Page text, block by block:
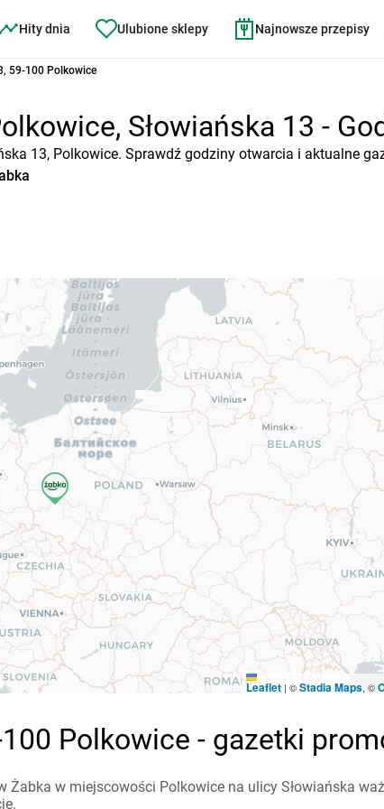
Hity dnia Ulubione sklepy Najnowsze przepisy
59-100 Polkowice
Słowiańska 13 -
13, Polkowice. Sprawdź godziny otwarcia i aktualne
Leaflet | ©Stadia Maps, ©
Polkowice - gazetki
w miejscowości Polkowice na ulicy Słowiańska